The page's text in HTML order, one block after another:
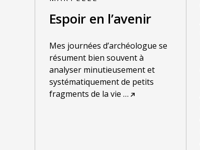
Espoir en l’avenir
Mes journées d’archéologue se
résument bien souvent à
analyser minutieusement et
systématiquement de petits
fragments de la vie …